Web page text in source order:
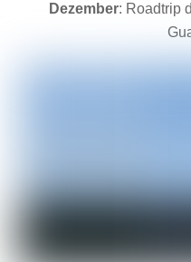
Dezember: Roadtrip